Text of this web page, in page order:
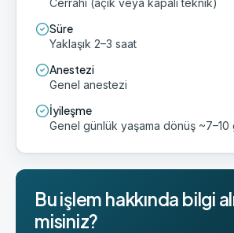
Cerrahi (açık veya kapalı teknik)
Süre
Yaklaşık 2–3 saat
Anestezi
Genel anestezi
İyileşme
Genel günlük yaşama dönüş ~7–10
Bu işlem hakkında bilgi
misiniz?